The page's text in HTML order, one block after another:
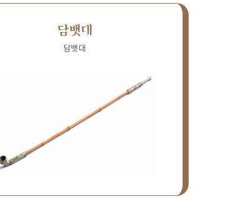
담뱃대
담뱃대